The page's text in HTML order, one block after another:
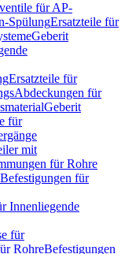
für AP-
SpülungErsatzteile für
Geberit
Ersatzteile für
Abdeckungen für
Geberit
für
mit
für Rohre
Befestigungen für
Innenliegende
für
RohreBefestigungen